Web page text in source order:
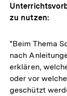
zu nutzen:
"Beim Thema
nach
erklären,
oder vor
geschützt